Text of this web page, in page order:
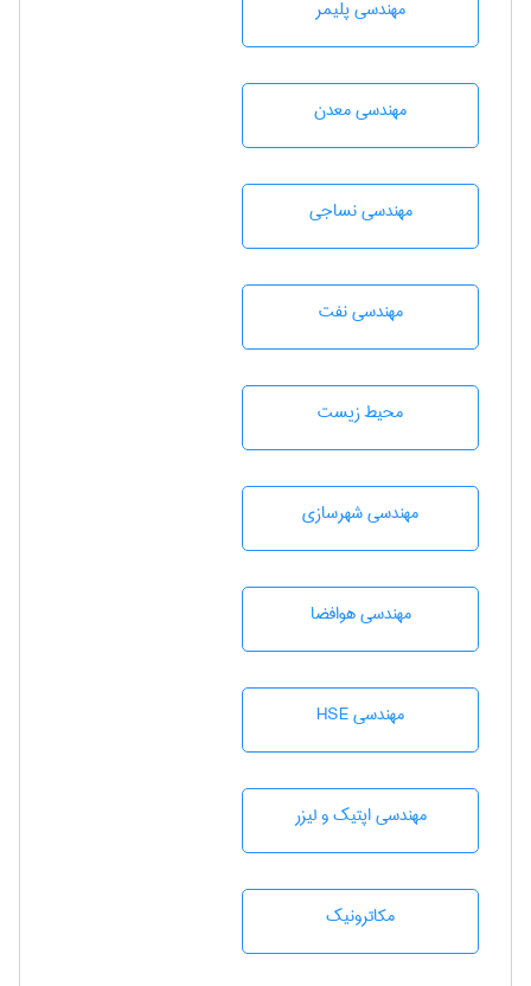
مهندسی پليمر
مهندسی معدن
مهندسي نساجی
مهندسی نفت
محيط زيست
مهندسی شهرسازی
مهندسی هوافضا
مهندسی HSE
مهندسی اپتیک و لیزر
مکاترونیک